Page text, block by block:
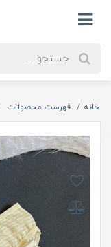
خانه فهرست محصولات